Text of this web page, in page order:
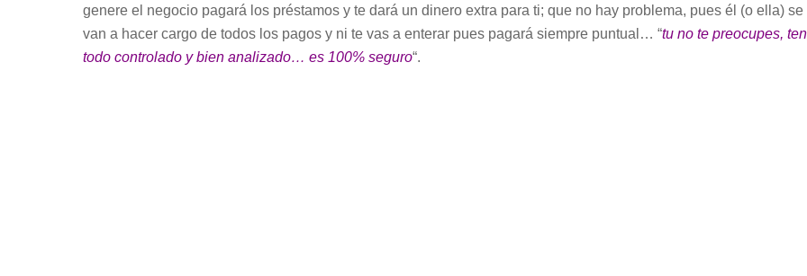
genere el negocio pagará los préstamos y te dará un dinero extra para ti; que no hay problema, pues él (o ella) se
van a hacer cargo de todos los pagos y ni te vas a enterar pues pagará siempre puntual… “tu no te preocupes,
todo controlado y bien analizado… es 100% seguro“.